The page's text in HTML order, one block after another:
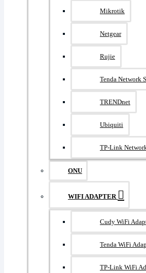
Mikrotik
Netgear
Rujie
Tenda Network
TRENDnet
Ubiquiti
TP-Link
ONU
WIFI ADAPTER
Cudy WiFi
Tenda WiFi
TP-Link WiFi